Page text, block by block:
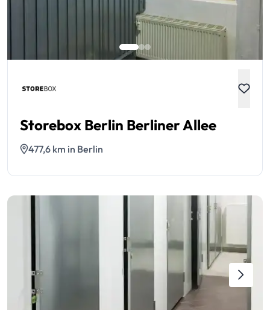
Storebox Berlin Berliner Allee
477,6 km in Berlin